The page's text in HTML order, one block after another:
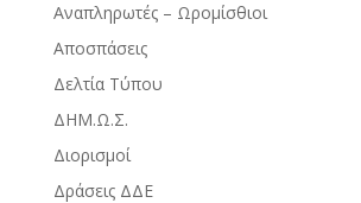
Αναπληρωτές – Ωρομίσθιοι
Αποσπάσεις
Δελτία Τύπου
ΔΗΜ.Ω.Σ.
Διορισμοί
Δράσεις ΔΔΕ